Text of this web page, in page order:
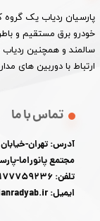
پارسیان ردیاب یک
خودرو برق مستقیم و
سالمند و همچنین
ارتباط با دوربین های
تماس با ما
آدرس: تهران-
مجتمع پانوراما-
تلفن: 02177759236
ایمیل: info@parsianradyab.ir